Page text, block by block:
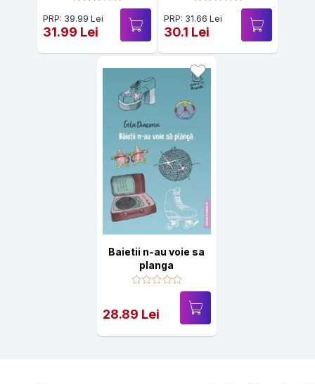
PRP: 39.99 Lei
31.99 Lei
PRP: 31.66 Lei
30.1 Lei
Baietii n-au voie sa
planga
28.89 Lei